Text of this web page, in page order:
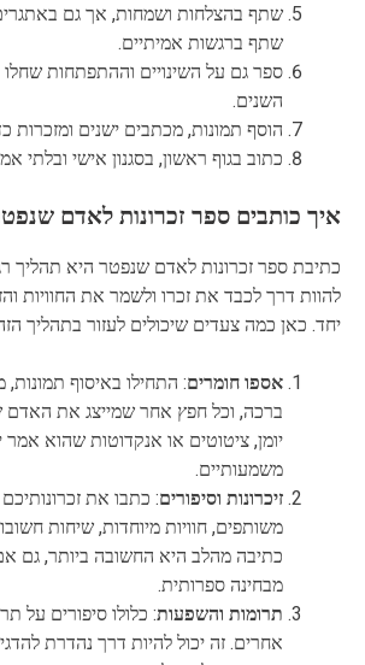
שתף בהצלחות ושמחות, אך גם
שתף ברגשות אמיתיים.
ספר גם על השינויים וההתפתחות
השנים.
הוסף תמונות, מכתבים ישנים ומזכרות
כתוב בגוף ראשון, בסגנון אישי ובלתי
איך כותבים ספר זכרונות לאדם
כתיבת ספר זכרונות לאדם שנפטר היא תהליך
להוות דרך לכבד את זכרו ולשמר את החוויות
יחד. כאן כמה צעדים שיכולים לעזור בתהליך
אספו חומרים: התחילו באיסוף
ברכה, וכל חפץ אחר שמייצג את האדם
יומן, ציטוטים או אנקדוטות שהוא אמר
משמעותיים.
זיכרונות וסיפורים: כתבו את
משותפים, חוויות מיוחדות, שיחות
כתיבה מהלב היא החשובה ביותר, גם
מבחינה ספרותית.
תרומות והשפעות: כלולו סיפורים על
אחרים. זה יכול להיות דרך נהדרת